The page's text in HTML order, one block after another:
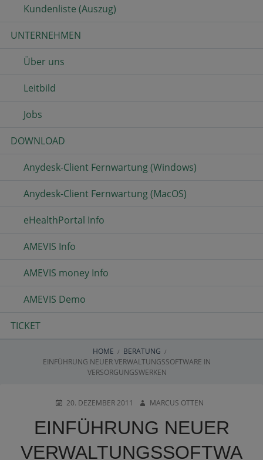
Kundenliste (Auszug)
UNTERNEHMEN
Über uns
Leitbild
Jobs
DOWNLOAD
Anydesk-Client Fernwartung (Windows)
Anydesk-Client Fernwartung (MacOS)
eHealthPortal Info
AMEVIS Info
AMEVIS money Info
AMEVIS Demo
TICKET
BREADCRUMBS
HOME
BERATUNG
EINFÜHRUNG NEUER VERWALTUNGSSOFTWARE IN
VERSORGUNGSWERKEN
POSTED
20. DEZEMBER 2011 AUTHOR
MARCUS OTTEN
EINFÜHRUNG NEUER
VERWALTUNGSSOFTWA